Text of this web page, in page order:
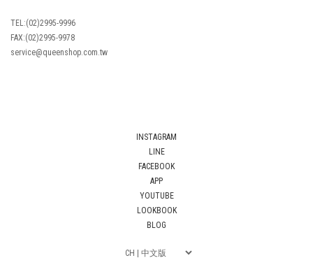
TEL:(02)2995-9996
FAX:(02)2995-9978
service@queenshop.com.tw
INSTAGRAM
LINE
FACEBOOK
APP
YOUTUBE
LOOKBOOK
BLOG